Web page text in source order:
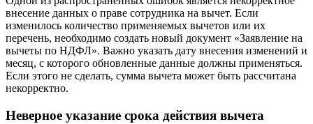
внесение данных о праве сотрудника на вычет. Если
изменилось количество применяемых вычетов или их
перечень, необходимо создать новый документ «Заявление на
вычеты по НДФЛ». Важно указать дату внесения изменений и
месяц, с которого обновленные данные должны применяться.
Если этого не сделать, сумма вычета может быть рассчитана
некорректно.
Неверное указание срока действия вычета